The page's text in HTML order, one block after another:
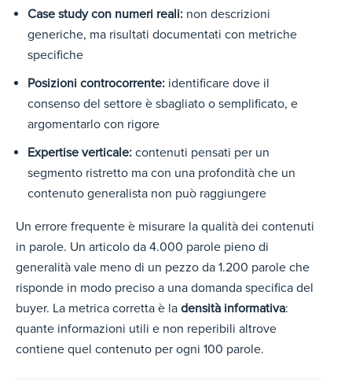
Case study con numeri reali: non descrizioni
generiche, ma risultati documentati con metriche
specifiche
Posizioni controcorrente: identificare dove il
consenso del settore è sbagliato o semplificato, e
argomentarlo con rigore
Expertise verticale: contenuti pensati per un
segmento ristretto ma con una profondità che un
contenuto generalista non può raggiungere
Un errore frequente è misurare la qualità dei contenuti
in parole. Un articolo da 4.000 parole pieno di
generalità vale meno di un pezzo da 1.200 parole che
risponde in modo preciso a una domanda specifica del
buyer. La metrica corretta è la densità informativa:
quante informazioni utili e non reperibili altrove
contiene quel contenuto per ogni 100 parole.